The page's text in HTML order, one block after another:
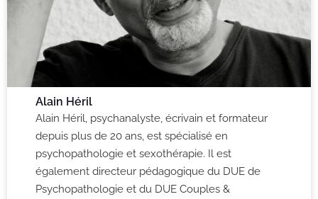
Alain Héril
Alain Héril, psychanalyste, écrivain et formateur
depuis plus de 20 ans, est spécialisé en
psychopathologie et sexothérapie. Il est
également directeur pédagogique du DUE de
Psychopathologie et du DUE Couples &